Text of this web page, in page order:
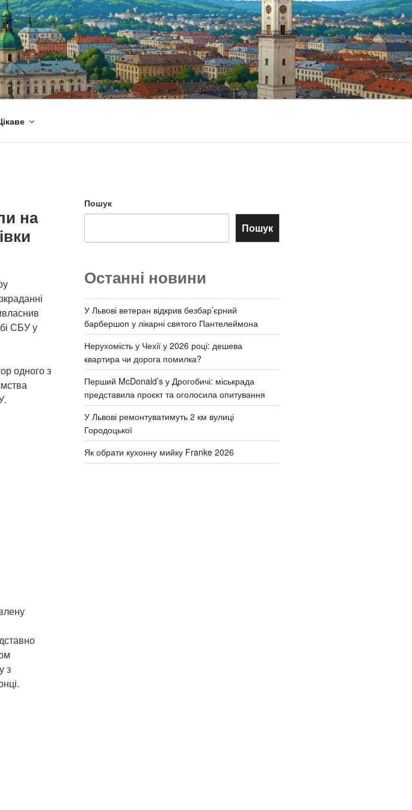
на
СБУ у
одного з
з
Пошук
Пошук
Останні новини
У Львові ветеран відкрив безбар’єрний
барбершоп у лікарні святого Пантелеймона
Нерухомість у Чехії у 2026 році: дешева
квартира чи дорога помилка?
Перший McDonald’s у Дрогобичі: міськрада
представила проєкт та оголосила опитування
У Львові ремонтуватимуть 2 км вулиці
Городоцької
Як обрати кухонну мийку Franke 2026